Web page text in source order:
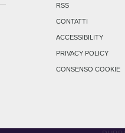
RSS
CONTATTI
ACCESSIBILITY
PRIVACY POLICY
CONSENSO COOKIE